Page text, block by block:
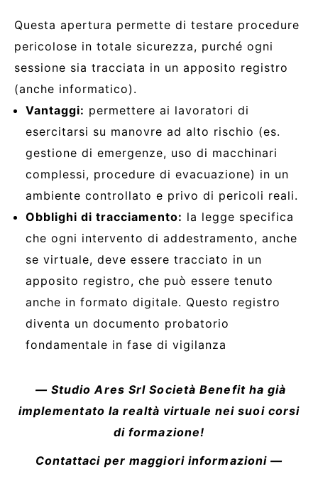
Questa apertura permette di testare procedure
pericolose in totale sicurezza, purché ogni
sessione sia tracciata in un apposito registro
(anche informatico).
Vantaggi: permettere ai lavoratori di
esercitarsi su manovre ad alto rischio (es.
gestione di emergenze, uso di macchinari
complessi, procedure di evacuazione) in un
ambiente controllato e privo di pericoli reali.
Obblighi di tracciamento: la legge specifica
che ogni intervento di addestramento, anche
se virtuale, deve essere tracciato in un
apposito registro, che può essere tenuto
anche in formato digitale. Questo registro
diventa un documento probatorio
fondamentale in fase di vigilanza
— Studio Ares Srl Società Benefit ha già
implementato la realtà virtuale nei suoi corsi
di formazione!
Contattaci per maggiori informazioni —